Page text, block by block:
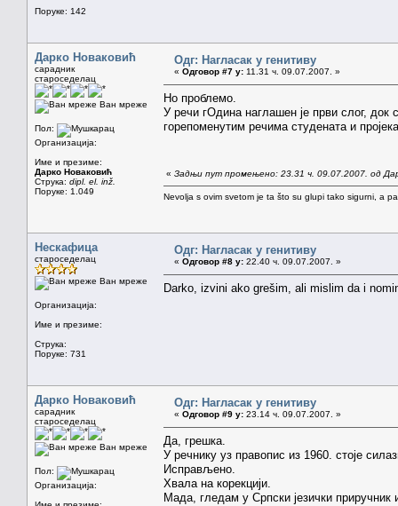
Поруке: 142
Дарко Новаковић
сарадник
староседелац
Ван мреже
Пол:
Организација:
Име и презиме:
Дарко Новаковић
Струка: dipl. el. inž.
Поруке: 1.049
Одг: Нагласак у генитиву
« Одговор #7 у: 11.31 ч. 09.07.2007. »
Но проблемо.
У речи гОдина наглашен је први слог,
горепоменутим речима студената и
« Задњи пут промењено: 23.31 ч. 09.07.2007. од
Nevolja s ovim svetom je ta što su glupi tako sigurni, a
Нескафица
староседелац
Ван мреже
Организација:
Име и презиме:
Струка:
Поруке: 731
Одг: Нагласак у генитиву
« Одговор #8 у: 22.40 ч. 09.07.2007. »
Darko, izvini ako grešim, ali mislim da i
Дарко Новаковић
сарадник
староседелац
Ван мреже
Пол:
Организација:
Одг: Нагласак у генитиву
« Одговор #9 у: 23.14 ч. 09.07.2007. »
Да, грешка.
У речнику уз правопис из 1960. стоје
Исправљено.
Хвала на корекцији.
Мада, гледам у Српски језички